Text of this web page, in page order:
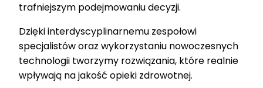
trafniejszym podejmowaniu decyzji.
Dzięki interdyscyplinarnemu zespołowi
specjalistów oraz wykorzystaniu nowoczesnych
technologii tworzymy rozwiązania, które realnie
wpływają na jakość opieki zdrowotnej.